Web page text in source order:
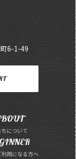
6-1-49
ちについて
用になる方へ